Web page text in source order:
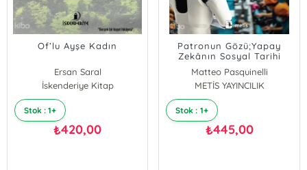
Of’lu Ayşe Kadın
Ersan Saral
İskenderiye Kitap
Stok : 1+
₺420,00
Patronun Gözü;Yapay
Zekânın Sosyal Tarihi
Matteo Pasquinelli
METİS YAYINCILIK
Stok : 1+
₺445,00